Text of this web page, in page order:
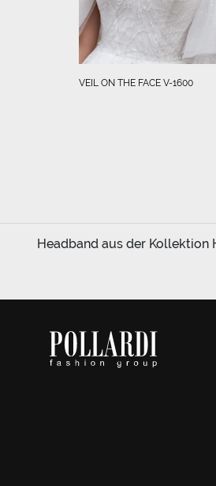
VEIL ON THE FACE V-1600
Headband aus der Kollektion